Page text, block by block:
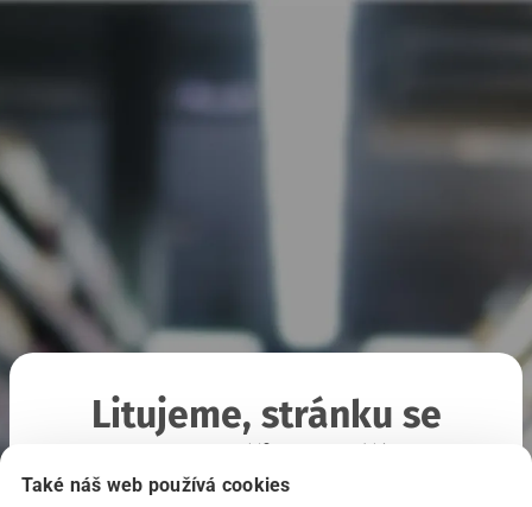
Také náš web používá cookies
Litujeme, stránku se